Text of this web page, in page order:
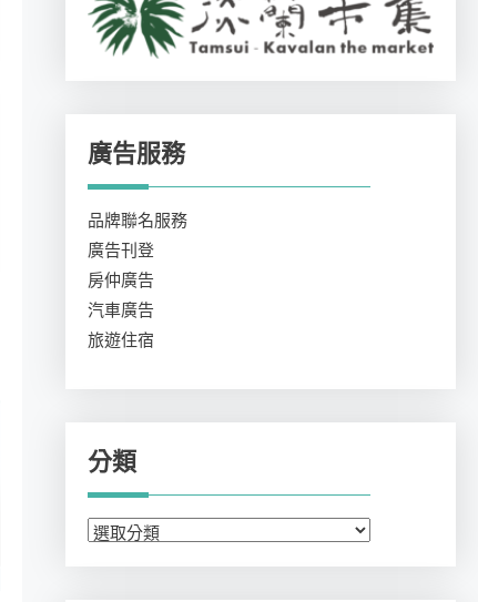
廣告服務
品牌聯名服務
廣告刊登
房仲廣告
汽車廣告
旅遊住宿
分類
分